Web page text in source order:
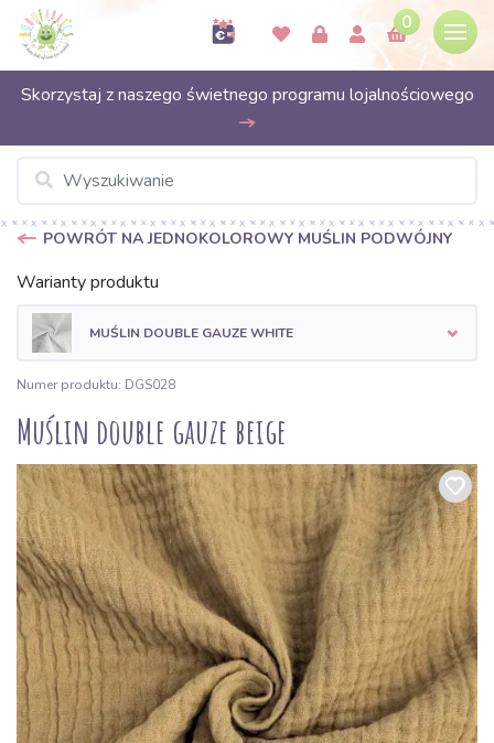
0
Skorzystaj z naszego świetnego programu lojalnościowego
POWRÓT NA JEDNOKOLOROWY MUŚLIN PODWÓJNY
Warianty produktu
MUŚLIN DOUBLE GAUZE WHITE
Numer produktu: DGS028
Muślin double gauze beige